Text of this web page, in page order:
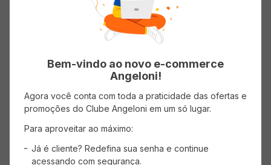
Pizza Multipack 141g
19%
OFF
Cebola com Sour Cream 141g
Bem-vindo ao novo e-commerce
Angeloni!
Agora você conta com toda a praticidade das ofertas e
promoções do Clube Angeloni em um só lugar.
Para aproveitar ao máximo:
Já é cliente? Redefina sua senha e continue
acessando com segurança.